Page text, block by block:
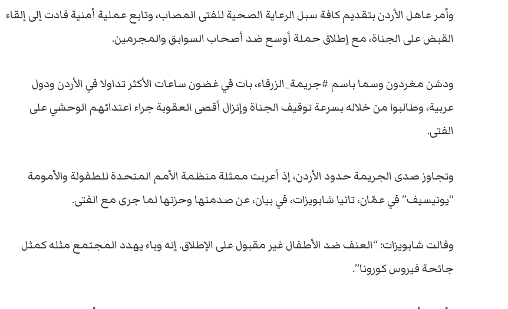
وأمر عاهل الأردن بتقديم كافة سبل الرعاية الصحية للفتى المصاب، وتابع عملية أمنية قادت إلى إلقاء
القبض على الجناة، مع إطلاق حملة أوسع ضد أصحاب السوابق والمجرمين.
ودشن مغردون وسما باسم #جريمة_الزرقاء، بات في غضون ساعات الأكثر تداولا في الأردن ودول
عربية، وطالبوا من خلاله بسرعة توقيف الجناة وإنزال أقصى العقوبة جراء اعتدائهم الوحشي على
الفتى.
وتجاوز صدى الجريمة حدود الأردن، إذ أعربت ممثلة منظمة الأمم المتحدة للطفولة والأمومة
“يونيسيف” في عمّان، تانيا شابويزات، في بيان، عن صدمتها وحزنها لما جرى مع الفتى.
وقالت شابويزات: “العنف ضد الأطفال غير مقبول على الإطلاق. إنه وباء يهدد المجتمع مثله كمثل
جائحة فيروس كورونا”.